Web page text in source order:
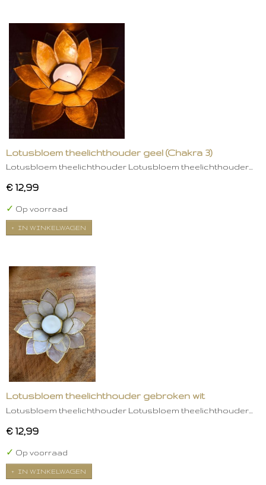
Lotusbloem theelichthouder geel (Chakra 3)
Lotusbloem theelichthouder Lotusbloem theelichthouder…
€ 12,99
✓ Op voorraad
IN WINKELWAGEN
Lotusbloem theelichthouder gebroken wit
Lotusbloem theelichthouder Lotusbloem theelichthouder…
€ 12,99
✓ Op voorraad
IN WINKELWAGEN